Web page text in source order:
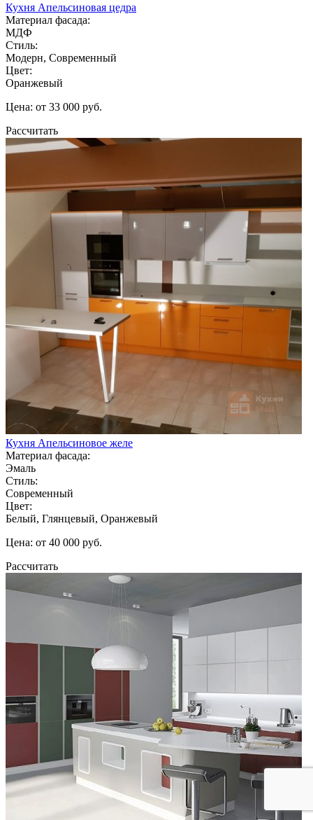
Кухня Апельсиновая цедра
Материал фасада:
МДФ
Стиль:
Модерн, Современный
Цвет:
Оранжевый
Цена: от 33 000 руб.
Рассчитать
Кухня Апельсиновое желе
Материал фасада:
Эмаль
Стиль:
Современный
Цвет:
Белый, Глянцевый, Оранжевый
Цена: от 40 000 руб.
Рассчитать